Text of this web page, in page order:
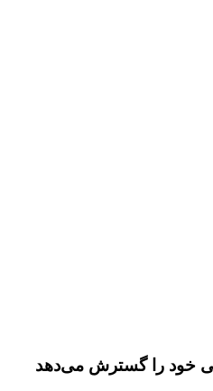
خود را گسترش می‌دهد